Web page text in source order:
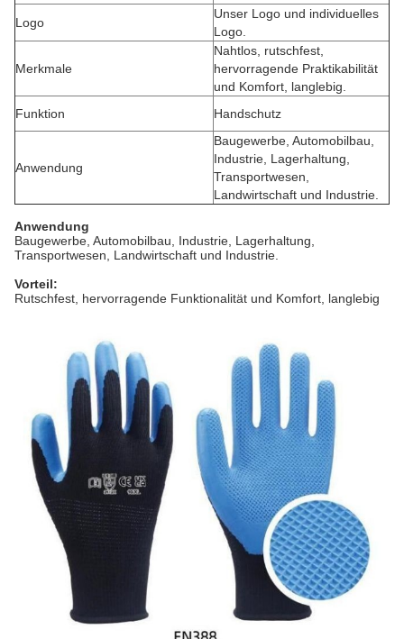
Logo
Unser Logo und individuelles
Logo.
Merkmale
Nahtlos, rutschfest,
hervorragende Praktikabilität
und Komfort, langlebig.
Funktion
Handschutz
Anwendung
Baugewerbe, Automobilbau,
Industrie, Lagerhaltung,
Transportwesen,
Landwirtschaft und Industrie.
Anwendung
Baugewerbe, Automobilbau, Industrie, Lagerhaltung,
Transportwesen, Landwirtschaft und Industrie.
Vorteil:
Rutschfest, hervorragende Funktionalität und Komfort, langlebig